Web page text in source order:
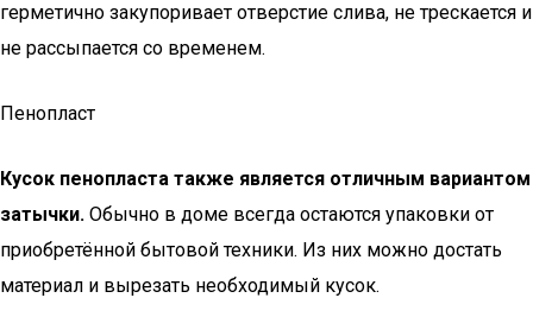
герметично закупоривает отверстие слива, не трескается и
не рассыпается со временем.
Пенопласт
Кусок пенопласта также является отличным вариантом
затычки. Обычно в доме всегда остаются упаковки от
приобретённой бытовой техники. Из них можно достать
материал и вырезать необходимый кусок.